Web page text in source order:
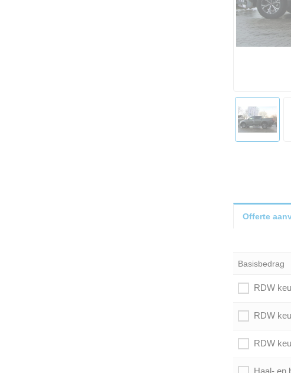
Offerte
Basisbedrag
RDW
RDW
RDW
Haal- en